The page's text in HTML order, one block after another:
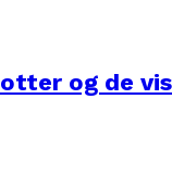
og de